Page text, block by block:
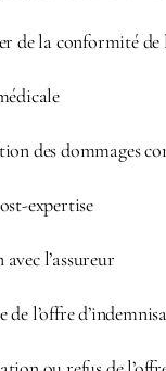
de la conformité
des dommages
expertise
l’assureur
de l’offre